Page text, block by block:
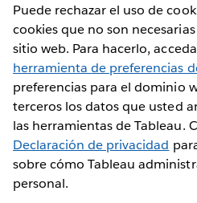
Puede rechazar el uso de
cookies que no son
sitio web. Para hacerlo,
herramienta de preferencias
preferencias para el dominio
terceros los datos que usted
las herramientas de Tableau.
Declaración de privacidad
sobre cómo Tableau
personal.